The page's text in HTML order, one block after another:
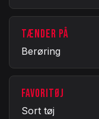
TÆNDER PÅ
Berøring
FAVORITØJ
Sort tøj